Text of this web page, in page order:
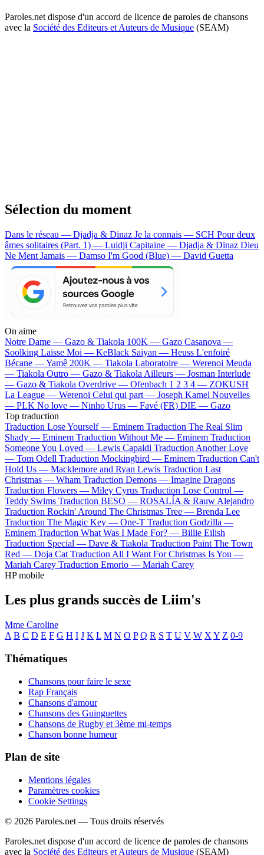
Paroles.net dispose d'un accord de licence de paroles de chansons
avec la Société des Editeurs et Auteurs de Musique (SEAM)
Sélection du moment
Dans le réseau — Djadja & Dinaz Je la connais — SCH Pour deux
âmes solitaires (Part. 1) — Luidji Capitaine — Djadja & Dinaz Dieu
Ne Ment Jamais — Damso I'm Good (Blue) — David Guetta
On aime
Notre Dame — Gazo & Tiakola 100K — Gazo Casanova —
Soolking Laisse Moi — KeBlack Saiyan — Heuss L'enfoiré
Bécane —Yamê 200K — Tiakola Laboratoire — Werenoi Meuda
— Tiakola Outro — Gazo & Tiakola Ailleurs — Josman Interlude
— Gazo & Tiakola Overdrive — Ofenbach 1 2 3 4 — ZOKUSH
La League — Werenoi Celui qui part — Joseph Kamel Nouvelles
— PLK No love — Ninho Urus — Favé (FR) DIE — Gazo
Top traduction
Traduction Lose Yourself — Eminem Traduction The Real Slim
Shady — Eminem Traduction Without Me — Eminem Traduction
Someone You Loved — Lewis Capaldi Traduction Another Love
— Tom Odell Traduction Mockingbird — Eminem Traduction Can't
Hold Us — Macklemore and Ryan Lewis Traduction Last
Christmas — Wham Traduction Demons — Imagine Dragons
Traduction Flowers — Miley Cyrus Traduction Lose Control —
Teddy Swims Traduction BESO — ROSALÍA & Rauw Alejandro
Traduction Rockin' Around The Christmas Tree — Brenda Lee
Traduction The Magic Key — One-T Traduction Godzilla —
Eminem Traduction What Was I Made For? — Billie Eilish
Traduction Special — Dave & Tiakola Traduction Paint The Town
Red — Doja Cat Traduction All I Want For Christmas Is You —
Mariah Carey Traduction Emorio — Mariah Carey
HP mobile
Les plus grands succès de Liim's
Mme Caroline
A B C D E F G H I J K L M N O P Q R S T U V W X Y Z 0-9
Thématiques
Chansons pour faire le sexe
Rap Français
Chansons d'amour
Chansons des Guinguettes
Chansons de Rugby et 3ème mi-temps
Chanson bonne humeur
Plan de site
Mentions légales
Paramètres cookies
Cookie Settings
© 2026 Paroles.net — Tous droits réservés
Paroles.net dispose d'un accord de licence de paroles de chansons
avec la Société des Editeurs et Auteurs de Musique (SEAM)